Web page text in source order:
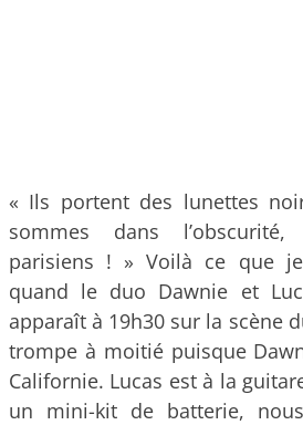
« Ils portent des lunettes
sommes dans
parisiens ! » Voilà ce que
quand le duo Dawnie et
apparaît à 19h30 sur la scène
trompe à moitié puisque
Californie. Lucas est à la
un mini-kit de batterie,